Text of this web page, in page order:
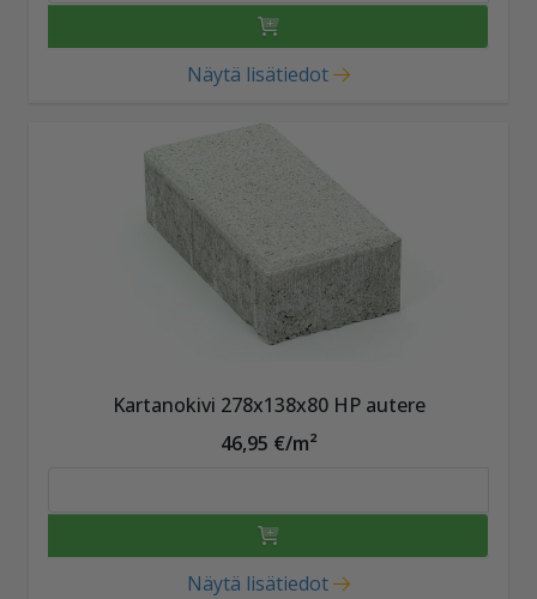
Näytä lisätiedot
Kartanokivi 278x138x80 HP autere
46,95 €/m²
Näytä lisätiedot